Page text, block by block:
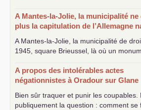
A Mantes-la-Jolie, la municipalité ne
plus la capitulation de l’Allemagne
A Mantes-la-Jolie, la municipalité de
1945, square Brieussel, là où un
A propos des intolérables actes
négationnistes à Oradour sur Glane
Bien sûr traquer et punir les coupables.
publiquement la question : comment se